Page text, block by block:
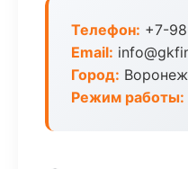
Телефон: +7-
Email:
Город: Воронеж
Режим работы: